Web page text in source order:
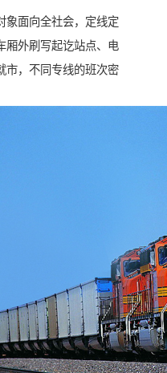
象面向全社会，定线定
厢外刷写起讫站点、电
市，不同专线的班次密